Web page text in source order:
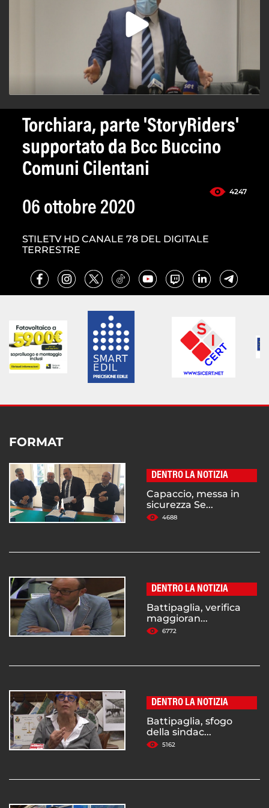
Torchiara, parte 'StoryRiders'
supportato da Bcc Buccino
Comuni Cilentani
4247
06 ottobre 2020
STILETV HD CANALE 78 DEL DIGITALE
TERRESTRE
FORMAT
DENTRO LA NOTIZIA
Capaccio, messa in
sicurezza Se...
4688
DENTRO LA NOTIZIA
Battipaglia, verifica
maggioran...
6772
DENTRO LA NOTIZIA
Battipaglia, sfogo
della sindac...
5162